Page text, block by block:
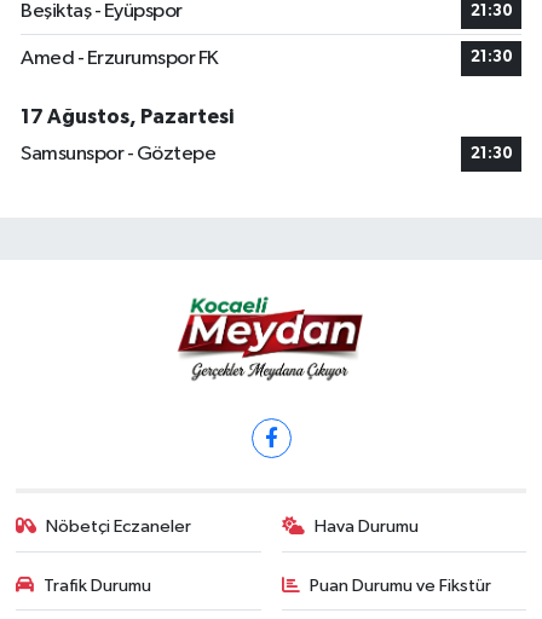
Beşiktaş - Eyüpspor 21:30
Amed - Erzurumspor FK 21:30
17 Ağustos, Pazartesi
Samsunspor - Göztepe
21:30
Nöbetçi Eczaneler Hava Durumu
Trafik Durumu Puan Durumu ve Fikstür